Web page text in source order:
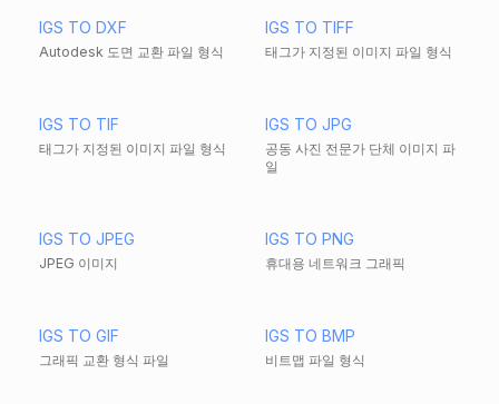
IGS TO DXF
Autodesk 도면 교환 파일 형식
IGS TO TIFF
태그가 지정된 이미지 파일 형식
IGS TO TIF
태그가 지정된 이미지 파일 형식
IGS TO JPG
공동 사진 전문가 단체 이미지 파
일
IGS TO JPEG
JPEG 이미지
IGS TO PNG
휴대용 네트워크 그래픽
IGS TO GIF
그래픽 교환 형식 파일
IGS TO BMP
비트맵 파일 형식